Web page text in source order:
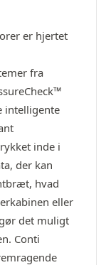
er hjertet
fra
intelligente
inde i
der kan
hvad
eller
det muligt
Conti